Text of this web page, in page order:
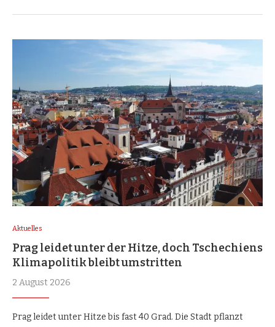
Aktuelles
Prag leidet unter der Hitze, doch Tschechiens
Klimapolitik bleibt umstritten
2 August 2026
Prag leidet unter Hitze bis fast 40 Grad. Die Stadt pflanzt